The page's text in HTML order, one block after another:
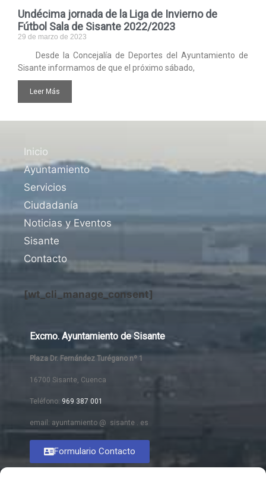
Undécima jornada de la Liga de Invierno de
Fútbol Sala de Sisante 2022/2023
29 de marzo de 2023
Desde la Concejalía de Deportes del Ayuntamiento de
Sisante informamos de que el próximo sábado,
Leer Más
Inicio
Ayuntamiento
Servicios
Ciudadanía
Noticias y Eventos
Sisante
Contacto
[wt_cli_manage_consent]
Excmo. Ayuntamiento de Sisante
Plaza Dr. Fernández Turégano nº 1
16700 Sisante, Cuenca
Teléfono: 969 387 001
email: ayuntamiento @ sisante . es
Formulario Contacto